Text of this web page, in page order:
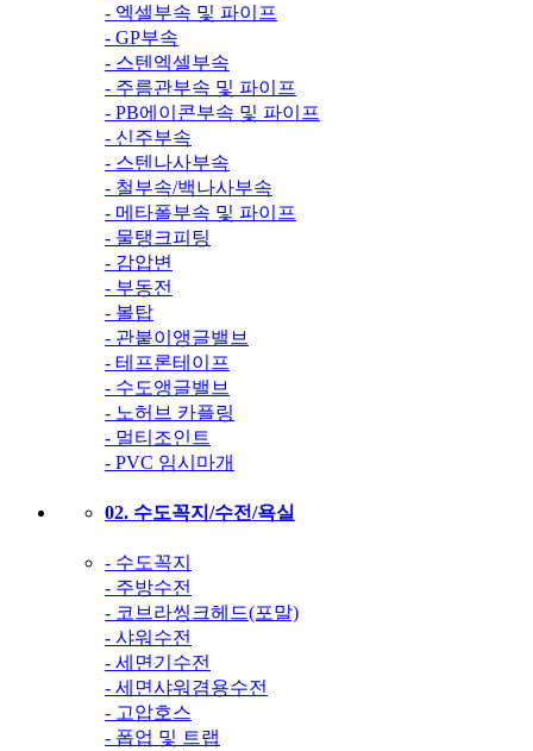
- 엑셀부속 및 파이프
- GP부속
- 스텐엑셀부속
- 주름관부속 및 파이프
- PB에이콘부속 및 파이프
- 신주부속
- 스텐나사부속
- 철부속/백나사부속
- 메타폴부속 및 파이프
- 물탱크피팅
- 감압변
- 부동전
- 볼탑
- 관붙이앵글밸브
- 테프론테이프
- 수도앵글밸브
- 노허브 카플링
- 멀티조인트
- PVC 임시마개
02. 수도꼭지/수전/욕실
- 수도꼭지
- 주방수전
- 코브라씽크헤드(포말)
- 샤워수전
- 세면기수전
- 세면샤워겸용수전
- 고압호스
- 폽업 및 트랩